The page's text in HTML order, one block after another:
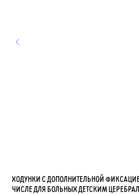
ХОДУНКИ С ДОПОЛНИТЕЛЬНОЙ
ЧИСЛЕ ДЛЯ БОЛЬНЫХ ДЕТСКИМ